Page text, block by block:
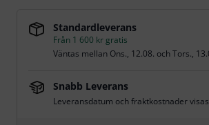
Standardleverans
Från 1 600 kr gratis
Väntas mellan Ons., 12.08. ochTors.,
Snabb Leverans
Leveransdatum och fraktkostnader